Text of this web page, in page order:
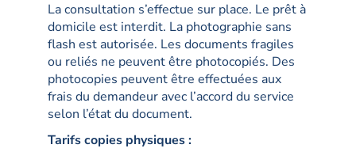
La consultation s’effectue sur place. Le prêt à
domicile est interdit. La photographie sans
flash est autorisée. Les documents fragiles
ou reliés ne peuvent être photocopiés. Des
photocopies peuvent être effectuées aux
frais du demandeur avec l’accord du service
selon l’état du document.
Tarifs copies physiques :